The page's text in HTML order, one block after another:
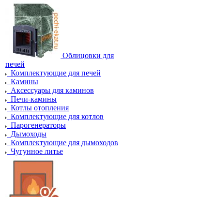
Облицовки для
печей
Комплектующие для печей
Камины
Аксессуары для каминов
Печи-камины
Котлы отопления
Комплектующие для котлов
Парогенераторы
Дымоходы
Комплектующие для дымоходов
Чугунное литье